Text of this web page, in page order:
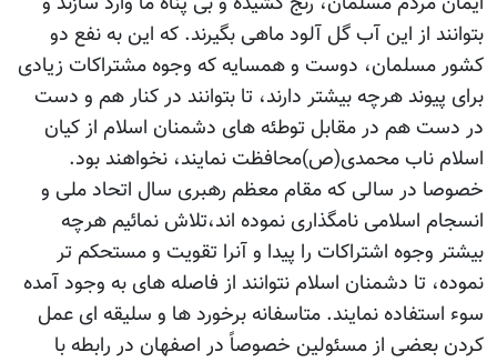
بتوانند از این آب گل آلود ماهی بگیرند. که این به نفع دو
کشور مسلمان، دوست و همسایه که وجوه مشتراکات زیادی
برای پیوند هرچه بیشتر دارند، تا بتوانند در کنار هم و دست
در دست هم در مقابل توطئه های دشمنان اسلام از کیان
اسلام ناب محمدی(ص)محافظت نمایند، نخواهند بود.
خصوصا در سالی که مقام معظم رهبری سال اتحاد ملی و
انسجام اسلامی نامگذاری نموده اند،تلاش نمائیم هرچه
بیشتر وجوه اشتراکات را پیدا و آنرا تقویت و مستحکم تر
نموده، تا دشمنان اسلام نتوانند از فاصله های به وجود آمده
سوء استفاده نمایند. متاسفانه برخورد ها و سلیقه ای عمل
کردن بعضی از مسئولین خصوصاً در اصفهان در رابطه با